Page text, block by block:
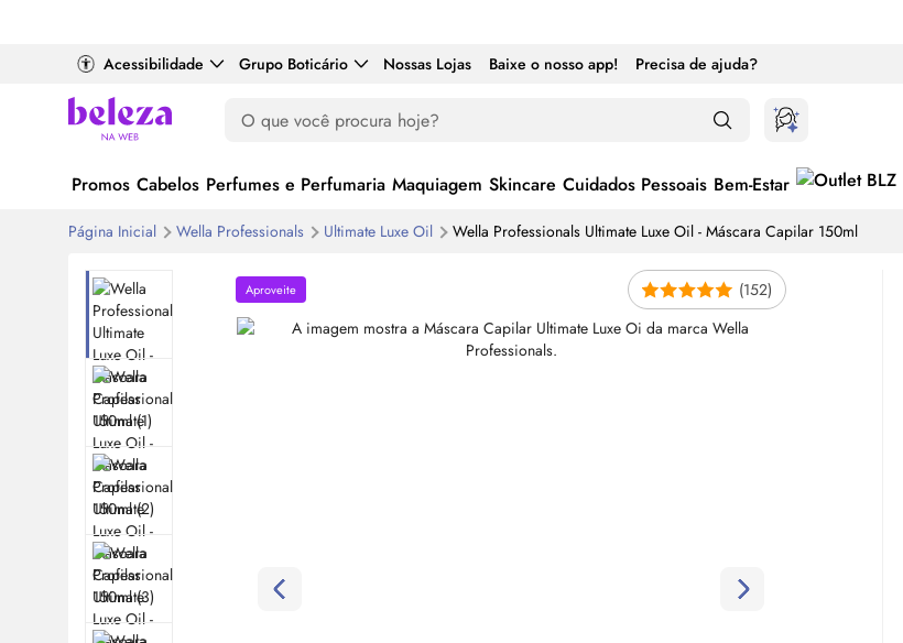
Acessibilidade Grupo Boticário Nossas Lojas Baixe o nosso app! Precisa de ajuda?
Promos Cabelos Perfumes e Perfumaria Maquiagem Skincare Cuidados Pessoais Bem-Estar
Página Inicial Wella Professionals Ultimate Luxe Oil Wella Professionals Ultimate Luxe Oil - Máscara Capilar 150ml
Aproveite (152)